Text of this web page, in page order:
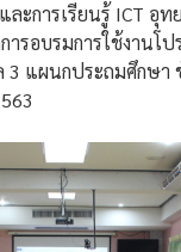
ารเรียนรู้ ICT อุทย
ารอบรมการใช้งานโ
3 แผนกประถมศึกษ